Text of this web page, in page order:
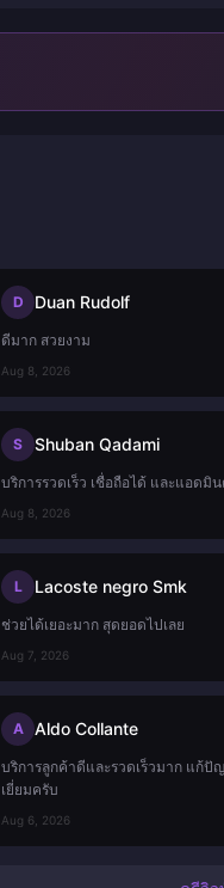
D Duan Rudolf
ดีมาก สวยงาม
Aug 8, 2026
S Shuban Qadami
บริการรวดเร็ว เชื่อถือได้ และแอด
Aug 8, 2026
L Lacoste negro Smk
ช่วยได้เยอะมาก สุดยอดไปเลย
Aug 7, 2026
A Aldo Collante
บริการลูกค้าดีและรวดเร็วมาก แก้ปั
เยี่ยมครับ
Aug 6, 2026